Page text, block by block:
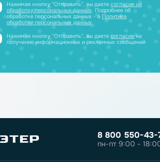
Получите профессиональную
полный каталог литиевых
PDF-файле